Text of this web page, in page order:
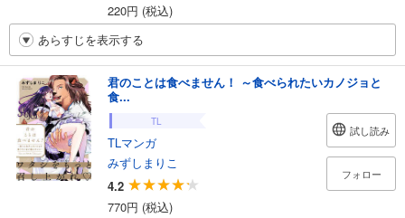
220円 (税込)
あらすじを表示する
君のことは食べません！ ～食べられたいカノジョと
食...
TL
TLマンガ
みずしまりこ
4.2
770円 (税込)
試し読み
フォロー